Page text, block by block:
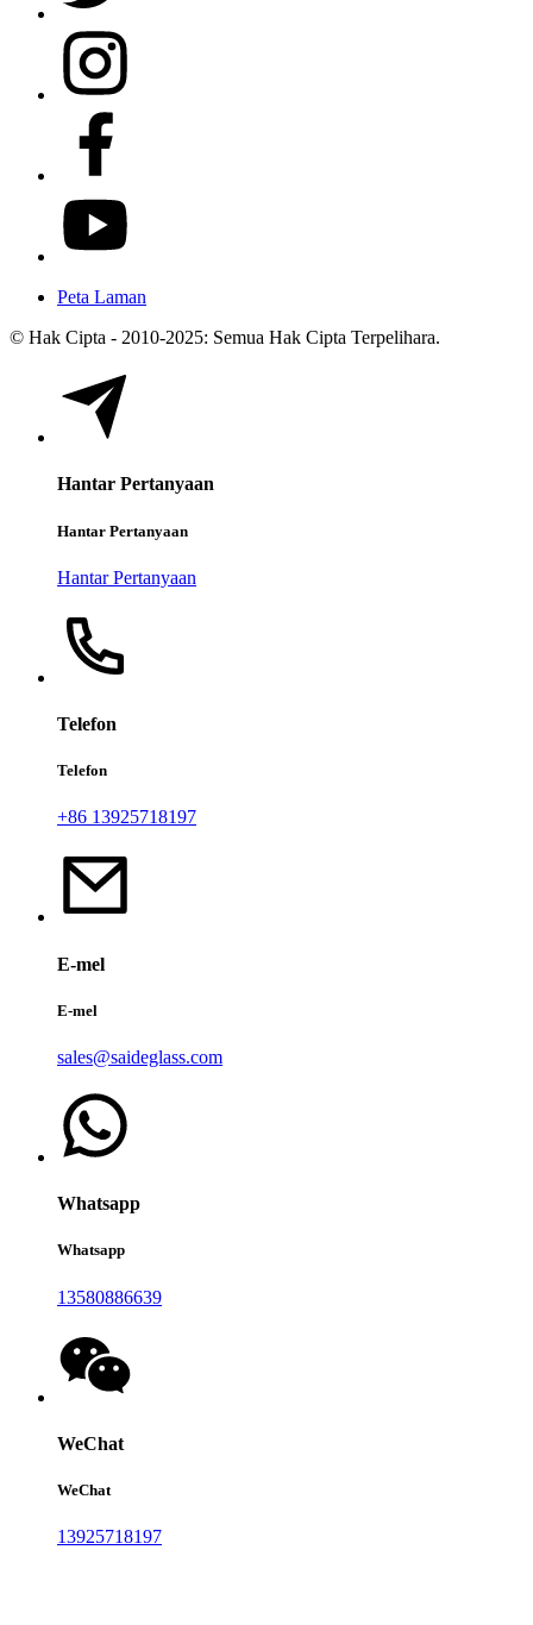
Peta Laman
© Hak Cipta - 2010-2025: Semua Hak Cipta Terpelihara.
Hantar Pertanyaan
Hantar Pertanyaan
Hantar Pertanyaan
Telefon
Telefon
+86 13925718197
E-mel
E-mel
sales@saideglass.com
Whatsapp
Whatsapp
13580886639
WeChat
WeChat
13925718197